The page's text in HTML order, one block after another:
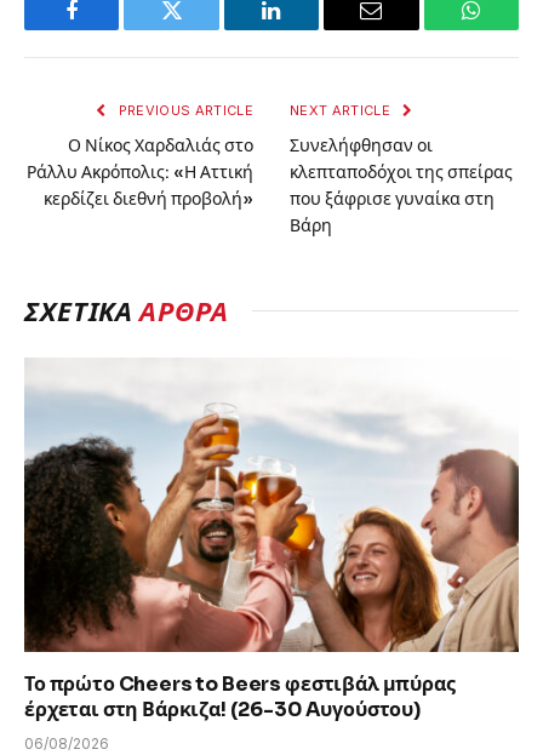
Facebook Twitter LinkedIn Email
PREVIOUS ARTICLE
Ο Νίκος Χαρδαλιάς στο
Ράλλυ Ακρόπολις: «Η Αττική
κερδίζει διεθνή προβολή»
NEXT ARTICLE
Συνελήφθησαν οι
κλεπταποδόχοι της σπείρας
που ξάφρισε γυναίκα στη
Βάρη
ΣΧΕΤΙΚΆΆΡΘΡΑ
Το πρώτο Cheers to Beers φεστιβάλ μπύρας
έρχεται στη Βάρκιζα! (26-30 Aυγούστου)
06/08/2026